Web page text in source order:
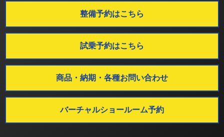
整備予約はこちら
試乗予約はこちら
商品・納期・各種お問い合わせ
バーチャルショールーム予約